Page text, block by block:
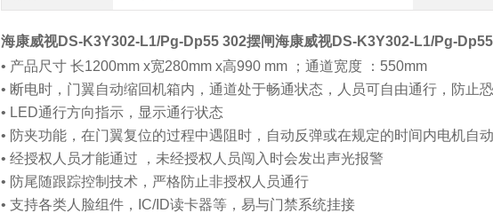
海康威视DS-K3Y302-L1/Pg-Dp55 302摆闸海康威视DS-K3Y302-L1/Pg-
• 产品尺寸 长1200mm x宽280mm x高990 mm ；通道宽度 ：550mm
• 断电时，门翼自动缩回机箱内，通道处于畅通状态，人员可自由通行，防止
• LED通行方向指示，显示通行状态
• 防夹功能，在门翼复位的过程中遇阻时，自动反弹或在规定的时间内电机自
• 经授权人员才能通过 ，未经授权人员闯入时会发出声光报警
• 防尾随跟踪控制技术，严格防止非授权人员通行
• 支持各类人脸组件，IC/ID读卡器等，易与门禁系统挂接